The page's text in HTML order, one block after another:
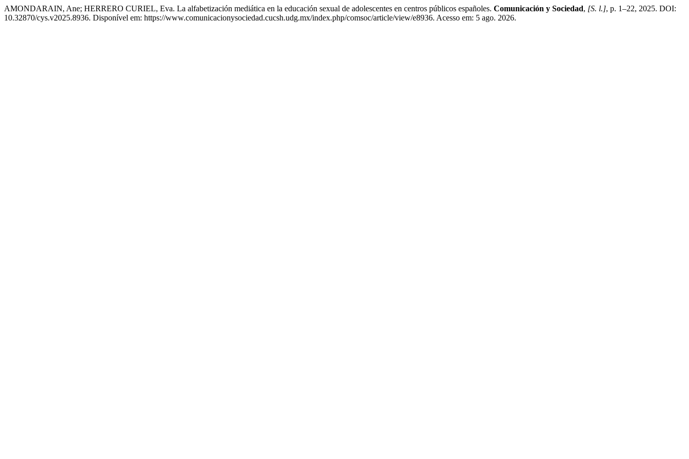
AMONDARAIN, Ane; HERRERO CURIEL, Eva. La alfabetización mediática en la educación sexual de adolescentes en centros públicos españoles. Comunicación y Sociedad, [S. l.], p. 1–22, 2025. DOI:
10.32870/cys.v2025.8936. Disponível em: https://www.comunicacionysociedad.cucsh.udg.mx/index.php/comsoc/article/view/e8936. Acesso em: 5 ago. 2026.